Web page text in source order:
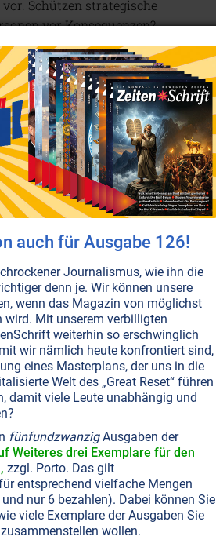
Schützen strategische
vor Konsequenzen?
und Krise
neue Extreme erreicht. Diese 30
die Welt innerhalb eines einzigen
für Ihre
mit D3, K2, Calcium und
Knochengesundheit.– Profitieren
Weiterlesen...
POLITIK • GESELLSCHAFT
für
Entscheidung, die das Gros
auch für Ausgabe 126!
Journalismus, wie ihn die
denn je. Wir können unsere
wenn das Magazin von möglichst
wird. Mit unserem verbilligten
weiterhin so erschwinglich
wir nämlich heute konfrontiert sind,
eines Masterplans, der uns in die
Welt des „Great Reset“ führen
damit viele Leute unabhängig und
fünfundzwanzigAusgaben der
Weiteres drei Exemplare für den
zzgl. Porto. Das gilt
entsprechend vielfache Mengen
nur 6 bezahlen). Dabei können Sie
viele Exemplare der Ausgaben Sie
wollen.